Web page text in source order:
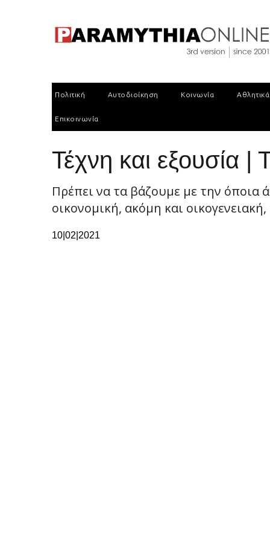
Πολιτική Αυτοδιοίκηση Κοινωνία Αθλητικά
Επικοινωνία
Τέχνη και εξουσία
Πρέπει να τα βάζουμε με την όποια
οικονομική, ακόμη και
10|02|2021